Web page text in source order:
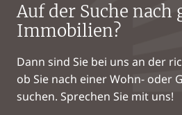
Auf der Suche nach
Immobilien?
Dann sind Sie bei uns an der
ob Sie nach einer Wohn- oder
suchen. Sprechen Sie mit uns!